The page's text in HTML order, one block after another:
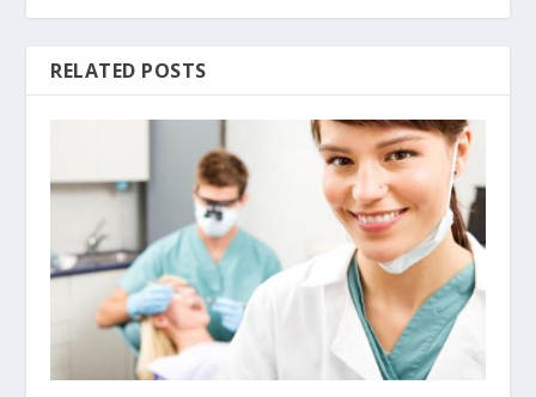
RELATED POSTS